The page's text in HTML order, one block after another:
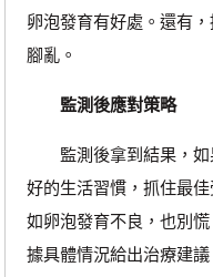
卵泡發育有好處。還有
腳亂。
監測後應對策略
監測後拿到結果，如
好的生活習慣，抓住最
如卵泡發育不良，也別
據具體情況給出治療建